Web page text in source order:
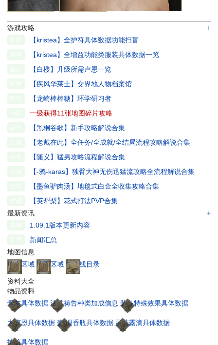
游戏攻略 +
【kristea】全护符具体数据功能扫盲
【kristea】全增益功能类服装具体数据一览
【白楼】升级所需卢恩一览
【疾风华莱士】交界地人物档案馆
【龙崎棒棒糖】环学研习者
一级获得11张地图碎片攻略
【黑桐谷歌】新手攻略解说合集
【老戴在此】全任务/全成就/全结局流程攻略解说合集
【随义】猛男攻略流程解说合集
【-鸦-karas】独臂大神无伤迅猛流攻略全流程解说合集
【墨鱼驴肉汤】地毯式白金全收集攻略合集
【英犁梨】花式打法PVP合集
最新资讯
+
1.09.1版本更新内容
新闻汇总
地图信息
地表区域 地下区域 任务线目录
资料大全
物品资料
骨灰具体数据 法术祷告种类加成信息 装备特殊效果具体数据
大卢恩具体数据 壶/调香瓶具体数据 灵药露滴具体数据
护符具体数据